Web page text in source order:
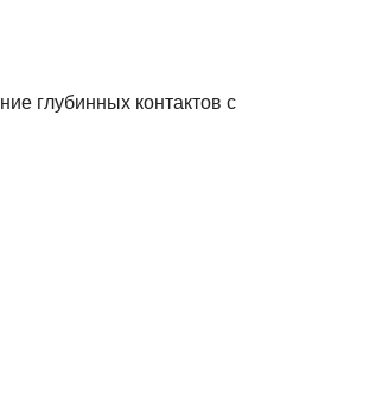
глубинных контактов с